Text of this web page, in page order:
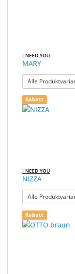
I NEED YOU
MARY
Alle
Rabatt
I NEED YOU
NIZZA
Alle
Rabatt